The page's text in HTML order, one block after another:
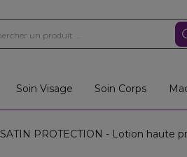
Soin Visage Soin Corps
SATIN PROTECTION - Lotion haute